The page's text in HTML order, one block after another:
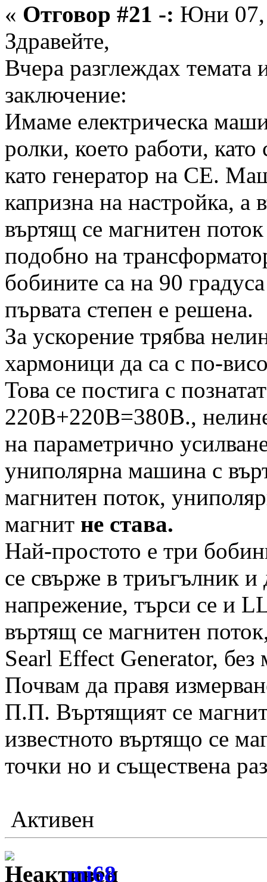
« Отговор #21 -: Юни 07,
Здравейте,
Вчера разглеждах темата
заключение:
Имаме електрическа
ролки, което работи,
като генератор на СЕ.
капризна на настройка, а
въртящ се магнитен
подобно на
бобините са на 90
първата степен е решена.
За ускорение трябва
хармоници да са с по-
Това се постига с
220В+220В=380В.,
на параметрично
униполярна машина с
магнитен поток,
магнит не става.
Най-простото е три
се свърже в триъгълник и
напрежение, търси се и
въртящ се магнитен
Searl Effect Generator, без
Почвам да правя
П.П. Въртящият се
известното въртящо се
точки но и съществена
Активен
mi68